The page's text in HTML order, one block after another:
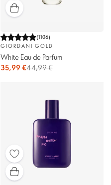
(1106)
GIORDANI GOLD
White Eau de Parfum
35,99 €44,99 €